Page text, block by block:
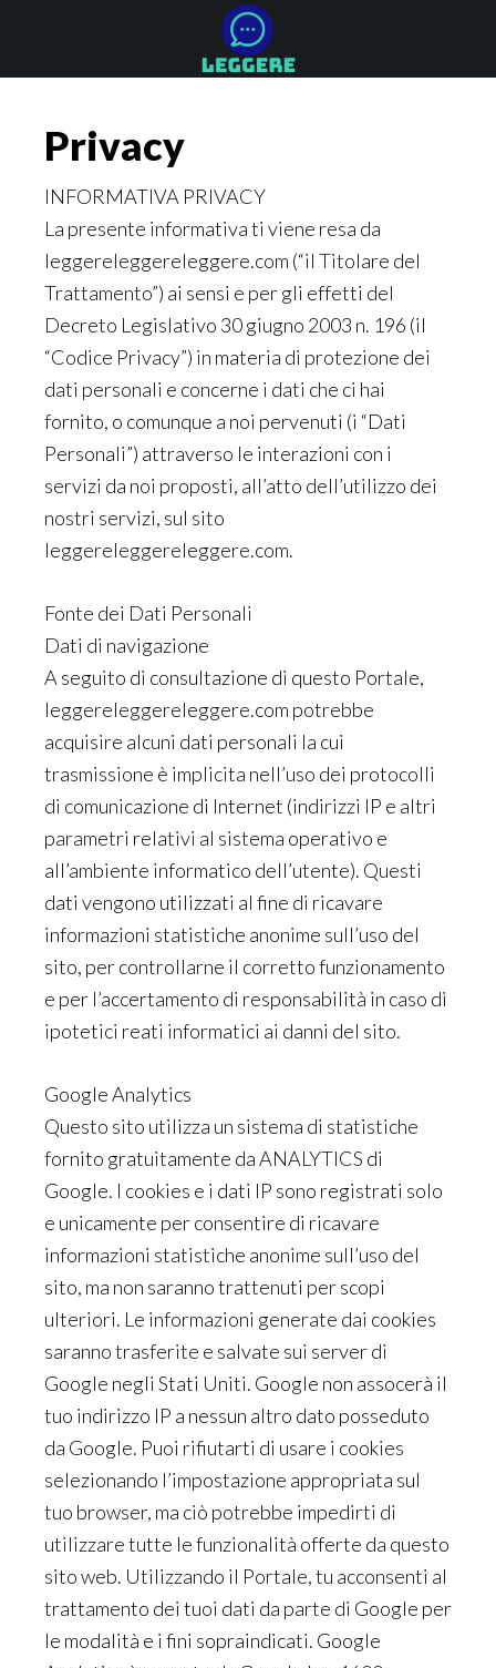
main
primary
footer
Privacy
INFORMATIVA PRIVACY
La presente informativa ti viene resa da
leggereleggereleggere.com (“il Titolare del
Trattamento”) ai sensi e per gli effetti del
Decreto Legislativo 30 giugno 2003 n. 196 (il
“Codice Privacy”) in materia di protezione dei
dati personali e concerne i dati che ci hai
fornito, o comunque a noi pervenuti (i “Dati
Personali”) attraverso le interazioni con i
servizi da noi proposti, all’atto dell’utilizzo dei
nostri servizi, sul sito
leggereleggereleggere.com.
Fonte dei Dati Personali
Dati di navigazione
A seguito di consultazione di questo Portale,
leggereleggereleggere.com potrebbe
acquisire alcuni dati personali la cui
trasmissione è implicita nell’uso dei protocolli
di comunicazione di Internet (indirizzi IP e altri
parametri relativi al sistema operativo e
all’ambiente informatico dell’utente). Questi
dati vengono utilizzati al fine di ricavare
informazioni statistiche anonime sull’uso del
sito, per controllarne il corretto funzionamento
e per l’accertamento di responsabilità in caso di
ipotetici reati informatici ai danni del sito.
Google Analytics
Questo sito utilizza un sistema di statistiche
fornito gratuitamente da ANALYTICS di
Google. I cookies e i dati IP sono registrati solo
e unicamente per consentire di ricavare
informazioni statistiche anonime sull’uso del
sito, ma non saranno trattenuti per scopi
ulteriori. Le informazioni generate dai cookies
saranno trasferite e salvate sui server di
Google negli Stati Uniti. Google non assocerà il
tuo indirizzo IP a nessun altro dato posseduto
da Google. Puoi rifiutarti di usare i cookies
selezionando l’impostazione appropriata sul
tuo browser, ma ciò potrebbe impedirti di
utilizzare tutte le funzionalità offerte da questo
sito web. Utilizzando il Portale, tu acconsenti al
trattamento dei tuoi dati da parte di Google per
le modalità e i fini sopraindicati. Google